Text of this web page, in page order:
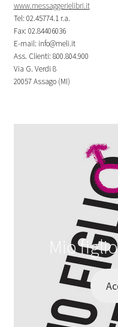
www.messaggerielibri.it
Tel: 02.45774.1 r.a.
Fax: 02.84406036
E-mail: info@meli.it
Ass. Clienti: 800.804.900
Via G. Verdi 8
20057 Assago (MI)
Mio